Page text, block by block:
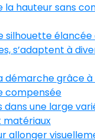
la hauteur sans
silhouette
s’adaptent à
démarche grâce à
compensée
dans une large
matériaux
allonger